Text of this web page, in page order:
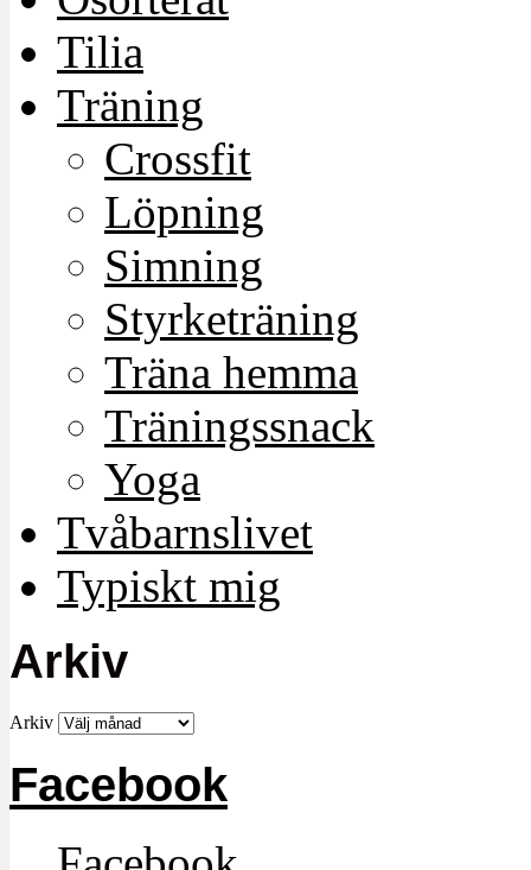
Tilia
Träning
Crossfit
Löpning
Simning
Styrketräning
Träna hemma
Träningssnack
Yoga
Tvåbarnslivet
Typiskt mig
Arkiv
Arkiv
Facebook